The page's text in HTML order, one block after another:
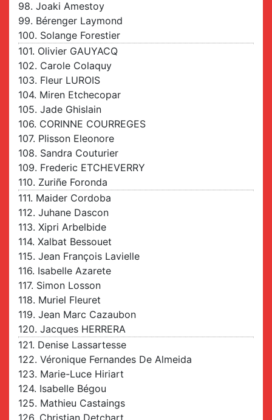
98. Joaki Amestoy
99. Bérenger Laymond
100. Solange Forestier
101. Olivier GAUYACQ
102. Carole Colaquy
103. Fleur LUROIS
104. Miren Etchecopar
105. Jade Ghislain
106. CORINNE COURREGES
107. Plisson Eleonore
108. Sandra Couturier
109. Frederic ETCHEVERRY
110. Zuriñe Foronda
111. Maider Cordoba
112. Juhane Dascon
113. Xipri Arbelbide
114. Xalbat Bessouet
115. Jean François Lavielle
116. Isabelle Azarete
117. Simon Losson
118. Muriel Fleuret
119. Jean Marc Cazaubon
120. Jacques HERRERA
121. Denise Lassartesse
122. Véronique Fernandes De Almeida
123. Marie-Luce Hiriart
124. Isabelle Bégou
125. Mathieu Castaings
126. Christian Detchart